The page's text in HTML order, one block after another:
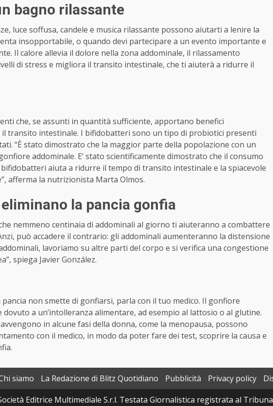
bagno rilassante
luce soffusa, candele e musica rilassante possono aiutarti a lenire la
insopportabile, o quando devi partecipare a un evento importante e
Il calore allevia il dolore nella zona addominale, il rilassamento
di stress e migliora il transito intestinale, che ti aiuterà a ridurre il
che, se assunti in quantità sufficiente, apportano benefici
il transito intestinale. I bifidobatteri sono un tipo di probiotici presenti
“È stato dimostrato che la maggior parte della popolazione con un
addominale. E’ stato scientificamente dimostrato che il consumo
aiuta a ridurre il tempo di transito intestinale e la spiacevole
afferma la nutrizionista Marta Olmos.
la pancia gonfia
nemmeno centinaia di addominali al giorno ti aiuteranno a combattere
può accadere il contrario: gli addominali aumenteranno la distensione
lavoriamo su altre parti del corpo e si verifica una congestione
spiega Javier González.
non smette di gonfiarsi, parla con il tuo medico. Il gonfiore
dovuto a un’intolleranza alimentare, ad esempio al lattosio o al glutine.
in alcune fasi della donna, come la menopausa, possono
con il medico, in modo da poter fare dei test, scoprire la causa e
siamo La Redazione di Blitz Quotidiano Pubblicità Privacy policy
Editrice Multimediale S.r.l. Testata Giornalistica registrata al